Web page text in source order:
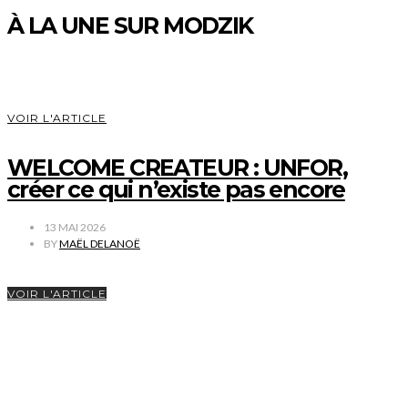
À LA UNE SUR MODZIK
VOIR L'ARTICLE
WELCOME CREATEUR : UNFOR,
créer ce qui n’existe pas encore
13 MAI 2026
BYMAËL DELANOË
VOIR L'ARTICLE